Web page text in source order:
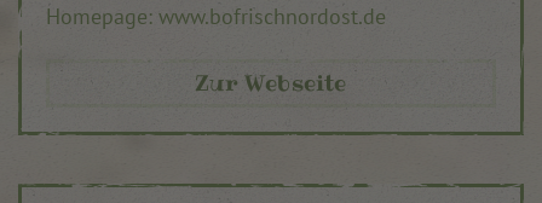
Homepage: www.bofrischnordost.de
Zur Webseite